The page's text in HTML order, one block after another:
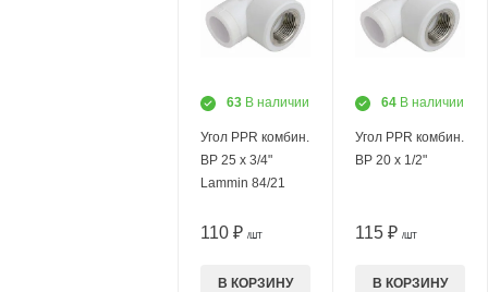
63 В наличии
Угол PPR комбин.
ВР 25 х 3/4"
Lammin 84/21
110 ₽ /ШТ
В КОРЗИНУ
64 В наличии
Угол PPR комбин.
ВР 20 х 1/2"
115 ₽ /ШТ
В КОРЗИНУ